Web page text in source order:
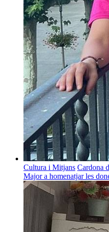
Cultura i Mitjans Cardona
Major a homenatjar les